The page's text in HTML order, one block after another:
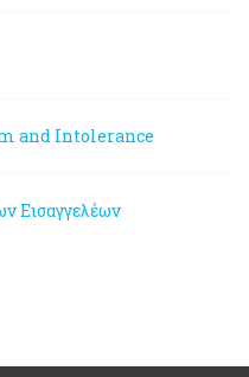
and Intolerance
Εισαγγελέων